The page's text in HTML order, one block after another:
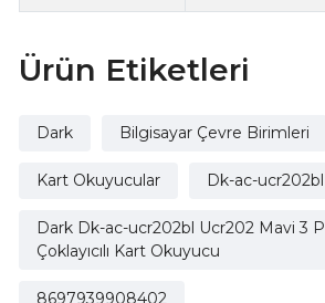
Ürün Etiketleri
Dark Bilgisayar Çevre Birimleri
Kart Okuyucular Dk-ac-ucr202bl
Dark Dk-ac-ucr202bl Ucr202 Mavi 3
Çoklayıcılı Kart Okuyucu
8697939908402